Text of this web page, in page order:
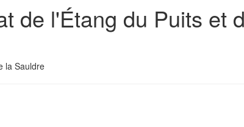
de l'Étang du Puits et
la Sauldre